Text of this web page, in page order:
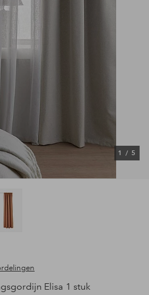
1 / 5
Elisa 1 stuk